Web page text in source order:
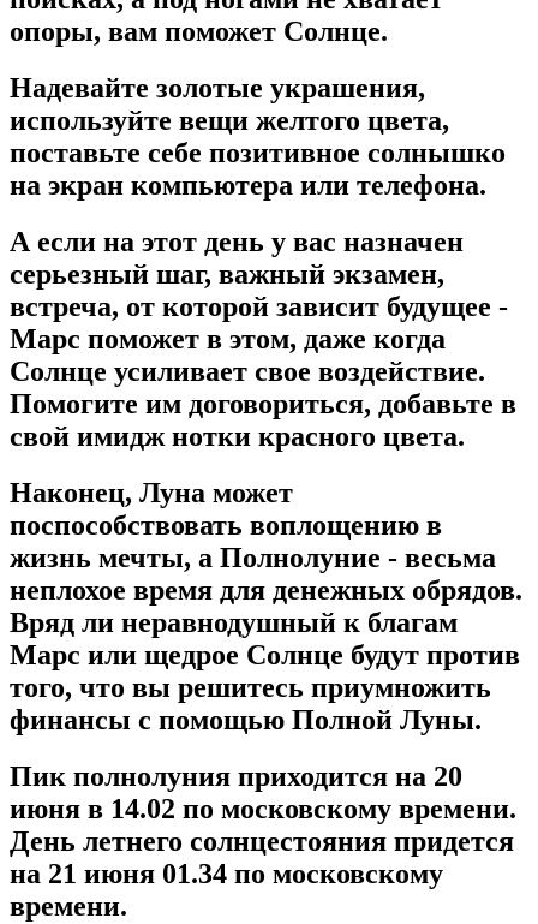
опоры, вам поможет Солнце.
Надевайте золотые украшения,
используйте вещи желтого цвета,
поставьте себе позитивное солнышко
на экран компьютера или телефона.
А если на этот день у вас назначен
серьезный шаг, важный экзамен,
встреча, от которой зависит будущее -
Марс поможет в этом, даже когда
Солнце усиливает свое воздействие.
Помогите им договориться, добавьте в
свой имидж нотки красного цвета.
Наконец, Луна может
поспособствовать воплощению в
жизнь мечты, а Полнолуние - весьма
неплохое время для денежных обрядов.
Вряд ли неравнодушный к благам
Марс или щедрое Солнце будут против
того, что вы решитесь приумножить
финансы с помощью Полной Луны.
Пик полнолуния приходится на 20
июня в 14.02 по московскому времени.
День летнего солнцестояния придется
на 21 июня 01.34 по московскому
времени.